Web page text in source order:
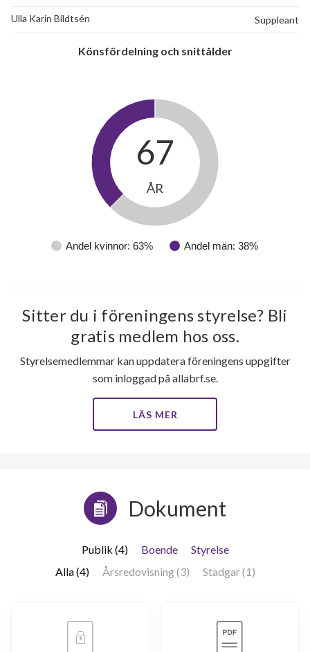
Ulla Karin Bildtsén Suppleant
Könsfördelning och snittålder
Andel kvinnor: 63% Andel män: 38%
67
ÅR
Sitter du i föreningens styrelse? Bli
gratis medlem hos oss.
Styrelsemedlemmar kan uppdatera föreningens uppgifter
som inloggad på allabrf.se.
LÄS MER
Dokument
Publik (4) Boende
Styrelse
Alla (4)
Årsredovisning (3) Stadgar (1)